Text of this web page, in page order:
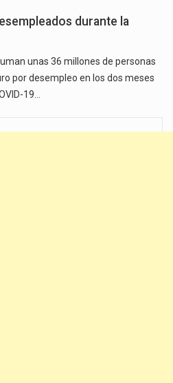
durante la
unas 36 millones de personas
por desempleo en los dos meses
19…